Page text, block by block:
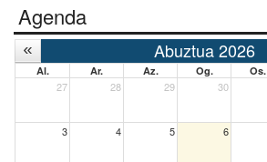
Agenda
Abuztua 2026
Al. Ar. Az. Og. Os.
27 28 29 30
3 4 5 6